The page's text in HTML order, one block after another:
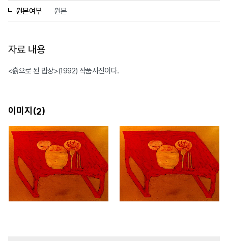
원본여부 원본
자료 내용
<흙으로 된 밥상>(1992) 작품사진이다.
이미지(2)